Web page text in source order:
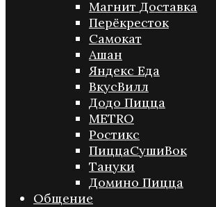
Магнит Доставка
Перёкресток
Самокат
Ашан
Яндекс Еда
ВкусВилл
Додо Пицца
METRO
Ростикс
ПиццаСушиВок
Тануки
Домино Пицца
Общение